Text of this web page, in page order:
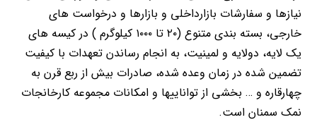
نیازها و سفارشات بازارداخلی و بازارها و درخواست های
خارجی، بسته بندی متنوع (۲۰ تا ۱۰۰۰ کیلوگرم ) در کیسه های
یک لایه، دولایه و لمینیت، به انجام رساندن تعهدات با کیفیت
تضمین شده در زمان وعده شده، صادرات بیش از ربع قرن به
چهارقاره و … بخشی از تواناییها و امکانات مجموعه کارخانجات
نمک سمنان است.